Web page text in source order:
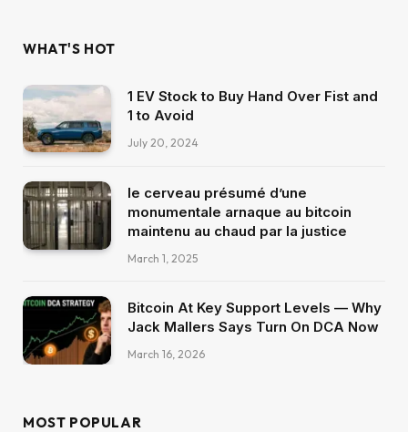
WHAT'S HOT
1 EV Stock to Buy Hand Over Fist and
1 to Avoid
July 20, 2024
le cerveau présumé d’une
monumentale arnaque au bitcoin
maintenu au chaud par la justice
March 1, 2025
Bitcoin At Key Support Levels — Why
Jack Mallers Says Turn On DCA Now
March 16, 2026
MOST POPULAR